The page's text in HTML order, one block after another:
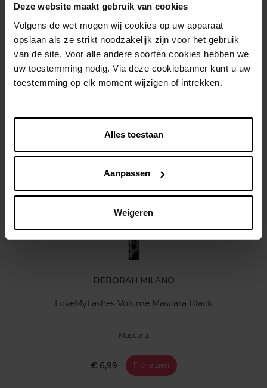
Deze website maakt gebruik van cookies
Volgens de wet mogen wij cookies op uw apparaat
opslaan als ze strikt noodzakelijk zijn voor het gebruik
van de site. Voor alle andere soorten cookies hebben we
uw toestemming nodig. Via deze cookiebanner kunt u uw
toestemming op elk moment wijzigen of intrekken.
Alles toestaan
Aanpassen
Weigeren
Verzending binnen 24u
Beschrijving
Kenmerken
Klantereview
Nog iets vergeten ?
DEBORAH MILANO
LoveMyLashes Volume Mascara Black
Mascara
€ 6,99 Fiche zien